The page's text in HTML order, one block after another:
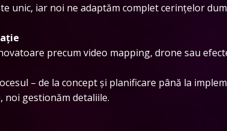
unic, iar noi ne adaptăm complet cerințelor
precum video mapping, drone sau
– de la concept și planificare până la
noi gestionăm detaliile.